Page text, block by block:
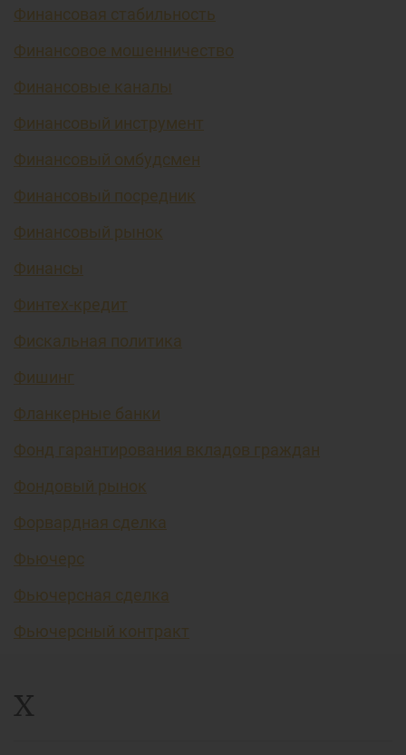
Финансовая стабильность
Финансовое мошенничество
Финансовые каналы
Финансовый инструмент
Финансовый омбудсмен
Финансовый посредник
Финансовый рынок
Финансы
Финтех-кредит
Фискальная политика
Фишинг
Фланкерные банки
Фонд гарантирования вкладов граждан
Фондовый рынок
Форвардная сделка
Фьючерс
Фьючерсная сделка
Фьючерсный контракт
Х